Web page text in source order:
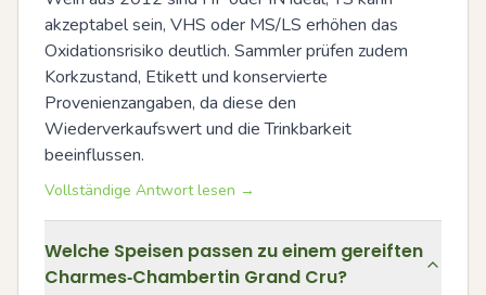
akzeptabel sein, VHS oder MS/LS erhöhen das
Oxidationsrisiko deutlich. Sammler prüfen zudem
Korkzustand, Etikett und konservierte
Provenienzangaben, da diese den
Wiederverkaufswert und die Trinkbarkeit
beeinflussen.
Vollständige Antwort lesen →
Welche Speisen passen zu einem gereiften
Charmes‑Chambertin Grand Cru?